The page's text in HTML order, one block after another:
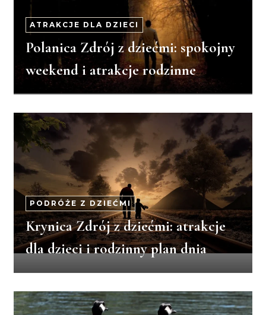
ATRAKCJE DLA DZIECI
Polanica Zdrój z dziećmi: spokojny
weekend i atrakcje rodzinne
PODRÓŻE Z DZIEĆMI
Krynica Zdrój z dziećmi: atrakcje
dla dzieci i rodzinny plan dnia